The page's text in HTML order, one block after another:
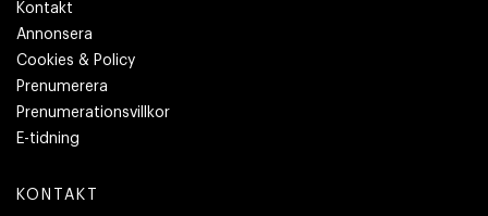
Kontakt
Annonsera
Cookies & Policy
Prenumerera
Prenumerationsvillkor
E-tidning
KONTAKT